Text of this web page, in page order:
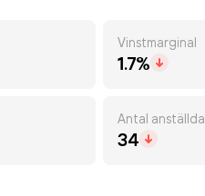
Vinstmarginal
1.7%
Antal anställda
34